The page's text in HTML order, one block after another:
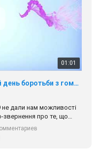
01:01
17 травня IDAHO. Міжнародний день боротьби з гомофобією трансфобією і біфобія.
не дали нам можливості
звернення про те, що
можемо зустрінеться, ми
цінності рівності та
підрозділи